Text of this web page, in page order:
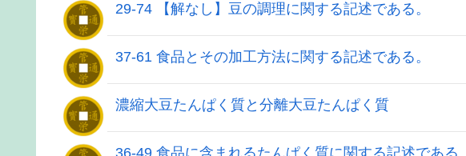
29-74 【解なし】豆の調理に関する記述である。
37-61 食品とその加工方法に関する記述である。
濃縮大豆たんぱく質と分離大豆たんぱく質